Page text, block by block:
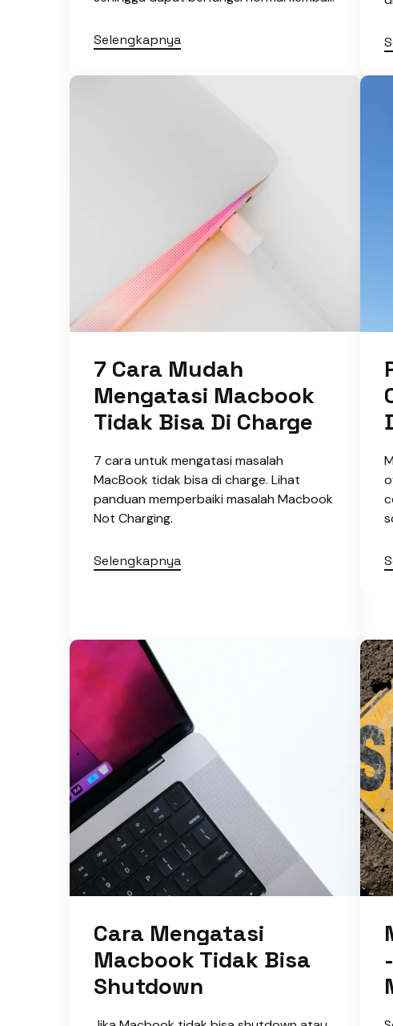
Selengkapnya
7 Cara Mudah
Mengatasi Macbook
Tidak Bisa Di Charge
7 cara untuk mengatasi masalah
MacBook tidak bisa di charge. Lihat
panduan memperbaiki masalah Macbook
Not Charging.
Selengkapnya
Cara Mengatasi
Macbook Tidak Bisa
Shutdown